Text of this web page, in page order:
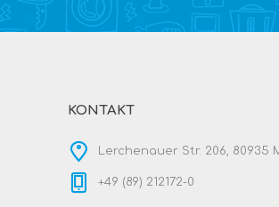
KONTAKT
Lerchenauer Str. 206, 80935
+49 (89) 212172-0